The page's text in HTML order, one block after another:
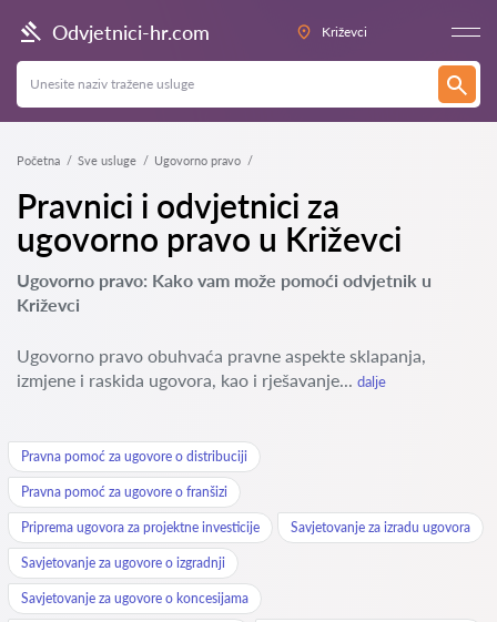
Odvjetnici-hr.com Križevci
Početna Sve usluge Ugovorno pravo
Pravnici i odvjetnici za
ugovorno pravo u Križevci
Ugovorno pravo: Kako vam može pomoći odvjetnik u
Križevci
Ugovorno pravo obuhvaća pravne aspekte sklapanja,
izmjene i raskida ugovora, kao i rješavanje... dalje
Pravna pomoć za ugovore o distribuciji
Pravna pomoć za ugovore o franšizi
Priprema ugovora za projektne investicije Savjetovanje za izradu ugovora
Savjetovanje za ugovore o izgradnji
Savjetovanje za ugovore o koncesijama